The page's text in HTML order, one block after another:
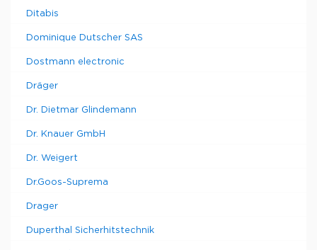
Ditabis
Dominique Dutscher SAS
Dostmann electronic
Dräger
Dr. Dietmar Glindemann
Dr. Knauer GmbH
Dr. Weigert
Dr.Goos-Suprema
Drager
Duperthal Sicherhitstechnik